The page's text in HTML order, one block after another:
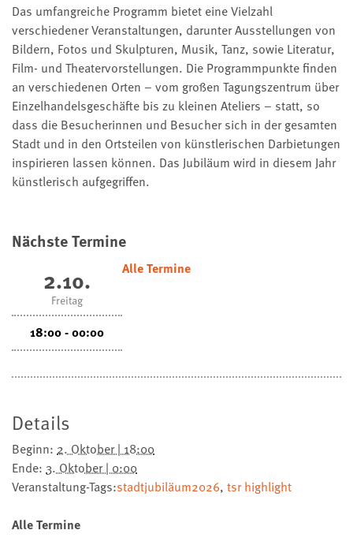
Das umfangreiche Programm bietet eine Vielzahl
verschiedener Veranstaltungen, darunter Ausstellungen von
Bildern, Fotos und Skulpturen, Musik, Tanz, sowie Literatur,
Film- und Theatervorstellungen. Die Programmpunkte finden
an verschiedenen Orten – vom großen Tagungszentrum über
Einzelhandelsgeschäfte bis zu kleinen Ateliers – statt, so
dass die Besucherinnen und Besucher sich in der gesamten
Stadt und in den Ortsteilen von künstlerischen Darbietungen
inspirieren lassen können. Das Jubiläum wird in diesem Jahr
künstlerisch aufgegriffen.
Nächste Termine
2.10.
Freitag
18:00 - 00:00
Alle Termine
Details
Beginn: 2. Oktober | 18:00
Ende: 3. Oktober | 0:00
Veranstaltung-Tags:stadtjubiläum2026, tsr highlight
Alle Termine